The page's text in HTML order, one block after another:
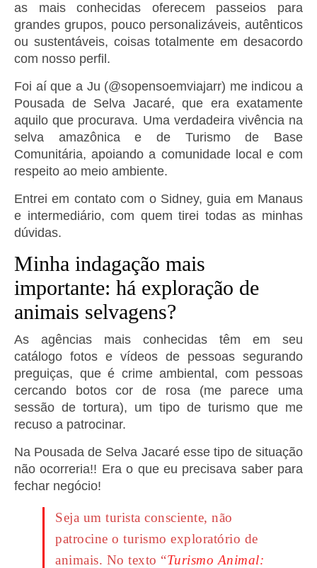
as mais conhecidas oferecem passeios para
grandes grupos, pouco personalizáveis, autênticos
ou sustentáveis, coisas totalmente em desacordo
com nosso perfil.
Foi aí que a Ju (@sopensoemviajarr) me indicou a
Pousada de Selva Jacaré, que era exatamente
aquilo que procurava. Uma verdadeira vivência na
selva amazônica e de Turismo de Base
Comunitária, apoiando a comunidade local e com
respeito ao meio ambiente.
Entrei em contato com o Sidney, guia em Manaus
e intermediário, com quem tirei todas as minhas
dúvidas.
Minha indagação mais
importante: há exploração de
animais selvagens?
As agências mais conhecidas têm em seu
catálogo fotos e vídeos de pessoas segurando
preguiças, que é crime ambiental, com pessoas
cercando botos cor de rosa (me parece uma
sessão de tortura), um tipo de turismo que me
recuso a patrocinar.
Na Pousada de Selva Jacaré esse tipo de situação
não ocorreria!! Era o que eu precisava saber para
fechar negócio!
Seja um turista consciente, não
patrocine o turismo exploratório de
animais. No texto “Turismo Animal: